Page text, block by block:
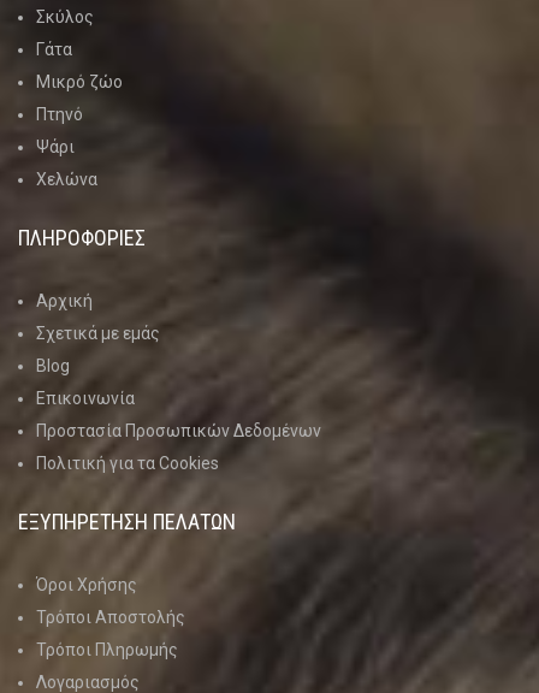
Σκύλος
Γάτα
Μικρό ζώο
Πτηνό
Ψάρι
Χελώνα
ΠΛΗΡΟΦΟΡΙΕΣ
Αρχική
Σχετικά με εμάς
Blog
Επικοινωνία
Προστασία Προσωπικών Δεδομένων
Πολιτική για τα Cookies
ΕΞΥΠΗΡΕΤΗΣΗ ΠΕΛΑΤΩΝ
Όροι Χρήσης
Τρόποι Αποστολής
Τρόποι Πληρωμής
Λογαριασμός